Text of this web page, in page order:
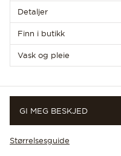
Detaljer
Finn i butikk
Vask og pleie
GI MEG BESKJED
Størrelsesguide